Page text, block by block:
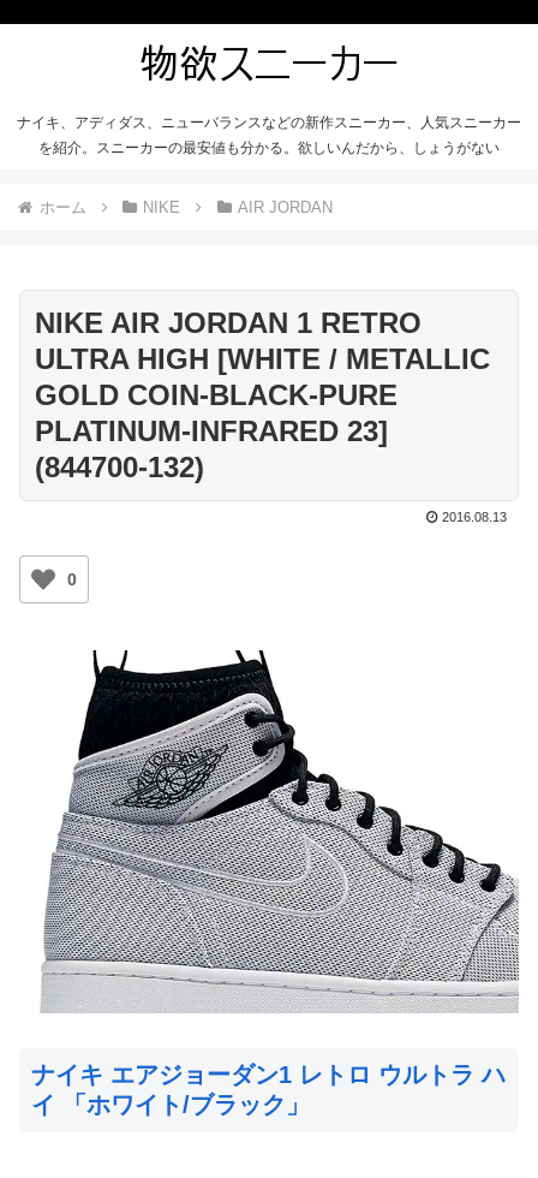
ナイキ、アディダス、ニューバランスなどの新作スニーカー、人気スニーカー
を紹介。スニーカーの最安値も分かる。欲しいんだから、しょうがない
ホーム NIKE AIR JORDAN
NIKE AIR JORDAN 1 RETRO
ULTRA HIGH [WHITE / METALLIC
GOLD COIN-BLACK-PURE
PLATINUM-INFRARED 23]
(844700-132)
2016.08.13
0
ナイキ エアジョーダン1 レトロ ウルトラ ハ
イ 「ホワイト/ブラック」